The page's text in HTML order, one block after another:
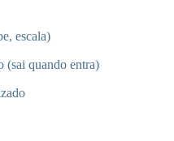
escala)
(sai quando entra)